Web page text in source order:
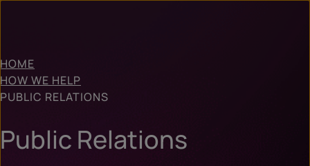
HOME
HOW WE HELP
PUBLIC RELATIONS
Public Relations